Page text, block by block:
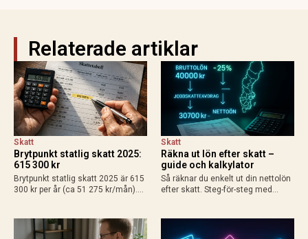
Relaterade artiklar
Brytpunkt statlig skatt 2025:
615 300 kr
Skatt
Brytpunkt statlig skatt 2025 är 615
300 kr per år (ca 51 275 kr/mån).
löntagare och pensionärer. Så
påverkas din plånbok!
Räkna ut lön efter skatt –
guide och kalkylator
Skatt
Så räknar du enkelt ut din nettolön
efter skatt. Steg-för-steg med
resultat 2025.